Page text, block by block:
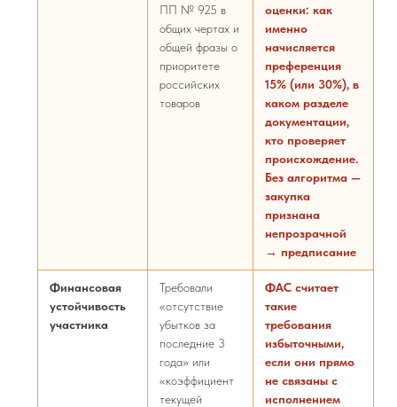
ПП № 925 в
общих чертах и
общей фразы о
приоритете
российских
товаров
оценки: как
именно
начисляется
преференция
15% (или 30%), в
каком разделе
документации,
кто проверяет
происхождение.
Без алгоритма —
закупка
признана
непрозрачной
→ предписание
Финансовая
устойчивость
участника
Требовали
«отсутствие
убытков за
последние 3
года» или
«коэффициент
текущей
ФАС считает
такие
требования
избыточными,
если они прямо
не связаны с
исполнением